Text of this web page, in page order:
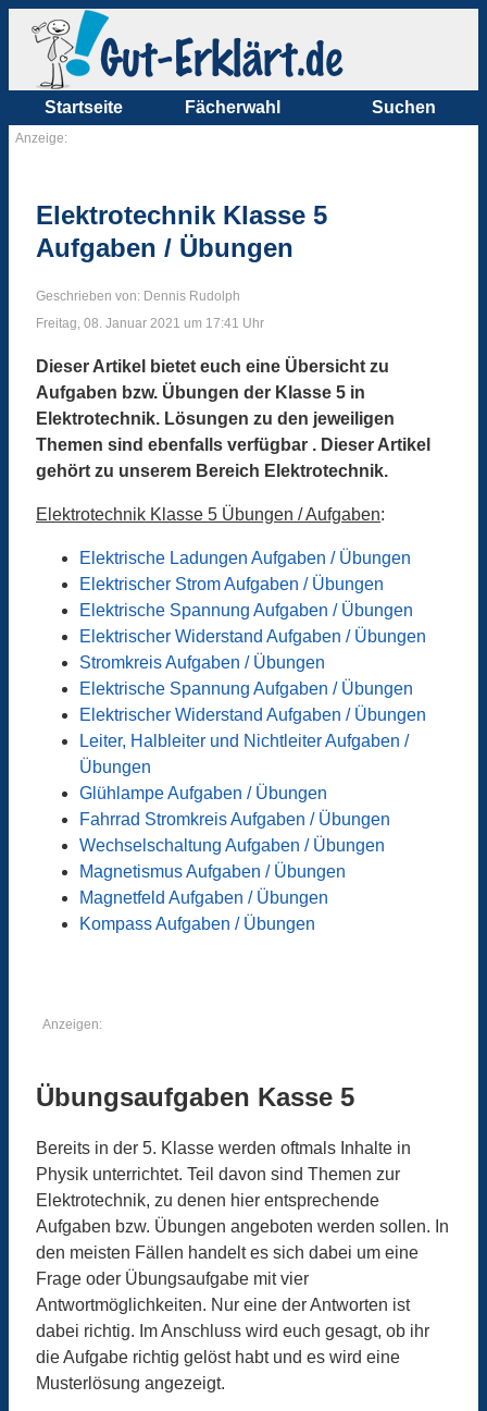
Startseite Fächerwahl Suchen
Anzeige:
Elektrotechnik Klasse 5
Aufgaben / Übungen
Geschrieben von: Dennis Rudolph
Freitag, 08. Januar 2021 um 17:41 Uhr
Dieser Artikel bietet euch eine Übersicht zu
Aufgaben bzw. Übungen der Klasse 5 in
Elektrotechnik. Lösungen zu den jeweiligen
Themen sind ebenfalls verfügbar . Dieser Artikel
gehört zu unserem Bereich Elektrotechnik.
Elektrotechnik Klasse 5 Übungen / Aufgaben:
Elektrische Ladungen Aufgaben / Übungen
Elektrischer Strom Aufgaben / Übungen
Elektrische Spannung Aufgaben / Übungen
Elektrischer Widerstand Aufgaben / Übungen
Stromkreis Aufgaben / Übungen
Elektrische Spannung Aufgaben / Übungen
Elektrischer Widerstand Aufgaben / Übungen
Leiter, Halbleiter und Nichtleiter Aufgaben /
Übungen
Glühlampe Aufgaben / Übungen
Fahrrad Stromkreis Aufgaben / Übungen
Wechselschaltung Aufgaben / Übungen
Magnetismus Aufgaben / Übungen
Magnetfeld Aufgaben / Übungen
Kompass Aufgaben / Übungen
Anzeigen:
Übungsaufgaben Kasse 5
Bereits in der 5. Klasse werden oftmals Inhalte in
Physik unterrichtet. Teil davon sind Themen zur
Elektrotechnik, zu denen hier entsprechende
Aufgaben bzw. Übungen angeboten werden sollen. In
den meisten Fällen handelt es sich dabei um eine
Frage oder Übungsaufgabe mit vier
Antwortmöglichkeiten. Nur eine der Antworten ist
dabei richtig. Im Anschluss wird euch gesagt, ob ihr
die Aufgabe richtig gelöst habt und es wird eine
Musterlösung angezeigt.